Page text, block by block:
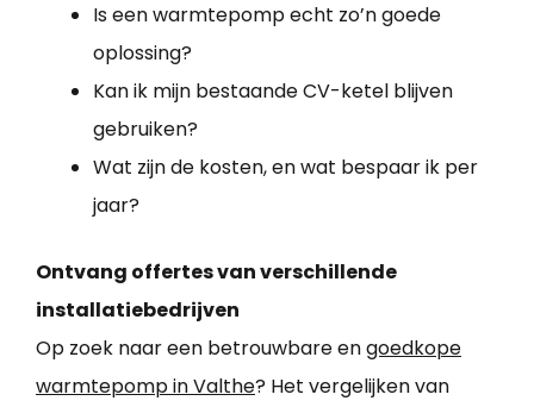
Is een warmtepomp echt zo’n goede
oplossing?
Kan ik mijn bestaande CV-ketel blijven
gebruiken?
Wat zijn de kosten, en wat bespaar ik per
jaar?
Ontvang offertes van verschillende
installatiebedrijven
Op zoek naar een betrouwbare engoedkope
warmtepomp in Valthe? Het vergelijken van